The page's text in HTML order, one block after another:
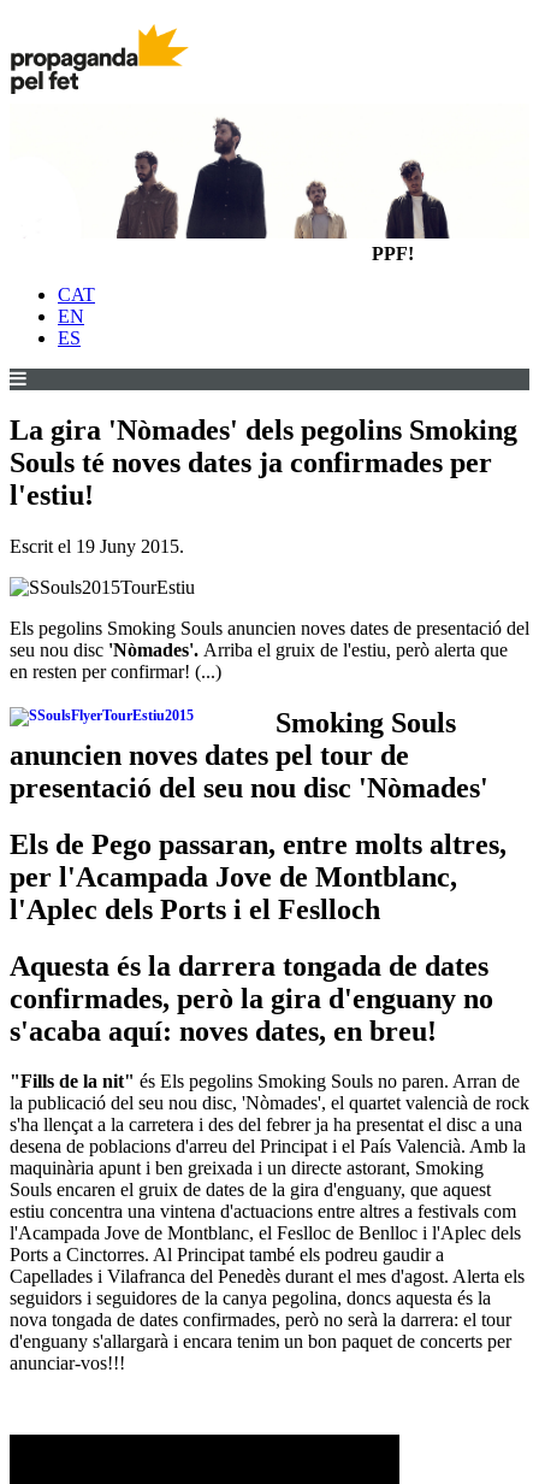
PPF!
CAT
EN
ES
La gira 'Nòmades' dels pegolins Smoking
Souls té noves dates ja confirmades per
l'estiu!
Escrit el 19 Juny 2015.
Els pegolins Smoking Souls anuncien noves dates de presentació del
seu nou disc 'Nòmades'. Arriba el gruix de l'estiu, però alerta que
en resten per confirmar! (...)
Smoking Souls
anuncien noves dates pel tour de
presentació del seu nou disc 'Nòmades'
Els de Pego passaran, entre molts altres,
per l'Acampada Jove de Montblanc,
l'Aplec dels Ports i el Feslloch
Aquesta és la darrera tongada de dates
confirmades, però la gira d'enguany no
s'acaba aquí: noves dates, en breu!
"Fills de la nit" és Els pegolins Smoking Souls no paren. Arran de
la publicació del seu nou disc, 'Nòmades', el quartet valencià de rock
s'ha llençat a la carretera i des del febrer ja ha presentat el disc a una
desena de poblacions d'arreu del Principat i el País Valencià. Amb la
maquinària apunt i ben greixada i un directe astorant, Smoking
Souls encaren el gruix de dates de la gira d'enguany, que aquest
estiu concentra una vintena d'actuacions entre altres a festivals com
l'Acampada Jove de Montblanc, el Feslloc de Benlloc i l'Aplec dels
Ports a Cinctorres. Al Principat també els podreu gaudir a
Capellades i Vilafranca del Penedès durant el mes d'agost. Alerta els
seguidors i seguidores de la canya pegolina, doncs aquesta és la
nova tongada de dates confirmades, però no serà la darrera: el tour
d'enguany s'allargarà i encara tenim un bon paquet de concerts per
anunciar-vos!!!